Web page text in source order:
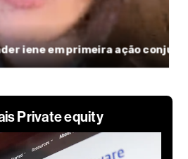
Private equity